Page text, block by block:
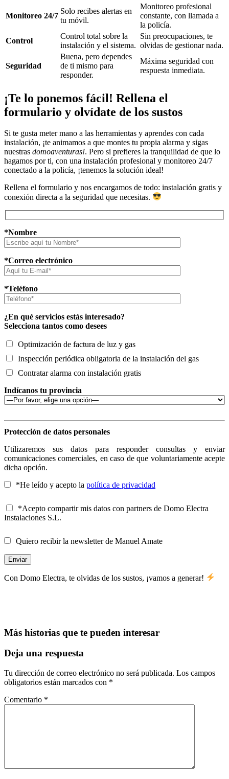
Monitoreo 24/7
Solo recibes alertas en
tu móvil.
Monitoreo profesional
constante, con llamada a
la policía.
Control
Control total sobre la
instalación y el sistema.
Sin preocupaciones, te
olvidas de gestionar nada.
Seguridad
Buena, pero dependes
de ti mismo para
responder.
Máxima seguridad con
respuesta inmediata.
¡Te lo ponemos fácil! Rellena el
formulario y olvídate de los sustos
Si te gusta meter mano a las herramientas y aprendes con cada
instalación, ¡te animamos a que montes tu propia alarma y sigas
nuestras domoaventuras!. Pero si prefieres la tranquilidad de que lo
hagamos por ti, con una instalación profesional y monitoreo 24/7
conectado a la policía, ¡tenemos la solución ideal!
Rellena el formulario y nos encargamos de todo: instalación gratis y
conexión directa a la seguridad que necesitas.
*Nombre
*Correo electrónico
*Teléfono
¿En qué servicios estás interesado?
Selecciona tantos como desees
Optimización de factura de luz y gas
Inspección periódica obligatoria de la instalación del gas
Contratar alarma con instalación gratis
Indícanos tu provincia
Protección de datos personales
Utilizaremos sus datos para responder consultas y enviar
comunicaciones comerciales, en caso de que voluntariamente acepte
dicha opción.
*He leído y acepto la política de privacidad
*Acepto compartir mis datos con partners de Domo Electra
Instalaciones S.L.
Quiero recibir la newsletter de Manuel Amate
Con Domo Electra, te olvidas de los sustos, ¡vamos a generar!
Más historias que te pueden interesar
Deja una respuesta
Tu dirección de correo electrónico no será publicada. Los campos
obligatorios están marcados con *
Comentario *